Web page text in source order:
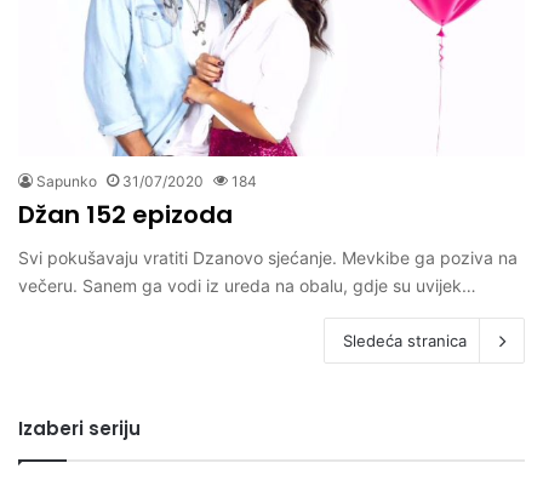
Sapunko 31/07/2020 184
Džan 152 epizoda
Svi pokušavaju vratiti Dzanovo sjećanje. Mevkibe ga poziva na
večeru. Sanem ga vodi iz ureda na obalu, gdje su uvijek…
Sledeća stranica
Izaberi seriju